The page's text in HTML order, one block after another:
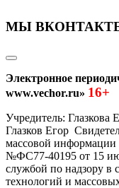
МЫ
Электронное
www.vechor.ru» 16+
Учредитель: Глазкова
Глазков Егор
массовой
№ФС77-40195 от 15
службой по надзору в
технологий и